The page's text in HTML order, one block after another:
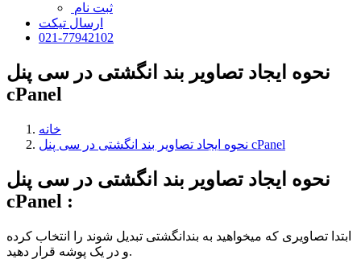
ثبت نام
ارسال تیکت
021-77942102
نحوه ایجاد تصاویر بند انگشتی در سی پنل
cPanel
خانه
نحوه ایجاد تصاویر بند انگشتی در سی پنل cPanel
نحوه ایجاد تصاویر بند انگشتی در سی پنل
cPanel :
ابتدا تصاویری که میخواهید به بندانگشتی تبدیل شوند را انتخاب کرده
و در یک پوشه قرار دهید.